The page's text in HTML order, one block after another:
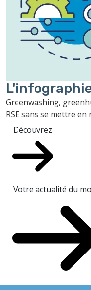
Greenwashing,
RSE sans se mettre en
Découvrez
Votre actualité du